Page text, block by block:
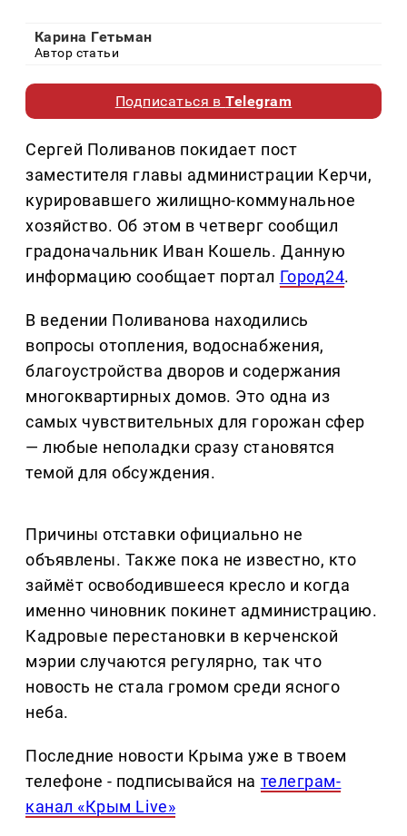
Карина Гетьман
Автор статьи
Подписаться вTelegram
Сергей Поливанов покидает пост
заместителя главы администрации Керчи,
курировавшего жилищно-коммунальное
хозяйство. Об этом в четверг сообщил
градоначальник Иван Кошель. Данную
информацию сообщает портал Город24.
В ведении Поливанова находились
вопросы отопления, водоснабжения,
благоустройства дворов и содержания
многоквартирных домов. Это одна из
самых чувствительных для горожан сфер
— любые неполадки сразу становятся
темой для обсуждения.
Причины отставки официально не
объявлены. Также пока не известно, кто
займёт освободившееся кресло и когда
именно чиновник покинет администрацию.
Кадровые перестановки в керченской
мэрии случаются регулярно, так что
новость не стала громом среди ясного
неба.
Последние новости Крыма уже в твоем
телефоне - подписывайся на телеграм-
канал «Крым Live»